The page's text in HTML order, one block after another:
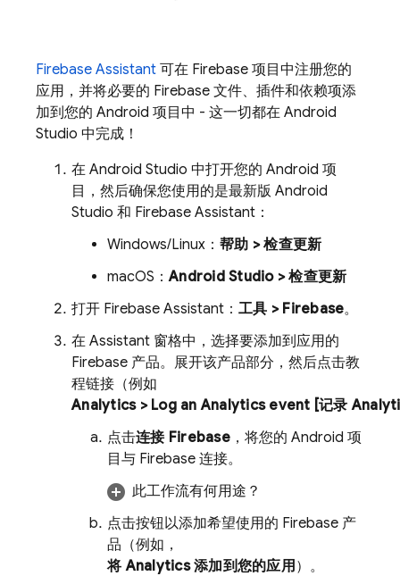
Firebase Assistant 可在 Firebase 项目中注册您的
应用，并将必要的 Firebase 文件、插件和依赖项添
加到您的 Android 项目中 - 这一切都在 Android
Studio 中完成！
在 Android Studio 中打开您的 Android 项
目，然后确保您使用的是最新版 Android
Studio 和 Firebase Assistant：
Windows/Linux： 帮助 > 检查更新
macOS：Android Studio > 检查更新
打开 Firebase Assistant： 工具 > Firebase。
在 Assistant 窗格中，选择要添加到应用的
Firebase 产品。展开该产品部分，然后点击教
程链接（例如
Analytics> Log an Analytics event [记录
点击连接 Firebase，将您的 Android 项
目与 Firebase 连接。
此工作流有何用途？
点击按钮以添加希望使用的 Firebase 产
品（例如，
将Analytics添加到您的应用）。